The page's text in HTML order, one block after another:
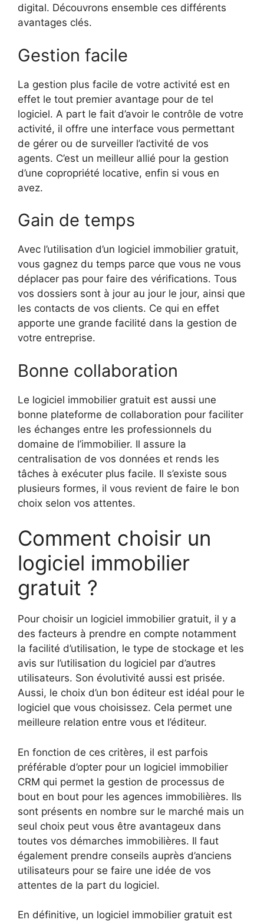
digital. Découvrons ensemble ces différents
avantages clés.
Gestion facile
La gestion plus facile de votre activité est en
effet le tout premier avantage pour de tel
logiciel. A part le fait d’avoir le contrôle de votre
activité, il offre une interface vous permettant
de gérer ou de surveiller l’activité de vos
agents. C’est un meilleur allié pour la gestion
d’une copropriété locative, enfin si vous en
avez.
Gain de temps
Avec l’utilisation d’un logiciel immobilier gratuit,
vous gagnez du temps parce que vous ne vous
déplacer pas pour faire des vérifications. Tous
vos dossiers sont à jour au jour le jour, ainsi que
les contacts de vos clients. Ce qui en effet
apporte une grande facilité dans la gestion de
votre entreprise.
Bonne collaboration
Le logiciel immobilier gratuit est aussi une
bonne plateforme de collaboration pour faciliter
les échanges entre les professionnels du
domaine de l’immobilier. Il assure la
centralisation de vos données et rends les
tâches à exécuter plus facile. Il s’existe sous
plusieurs formes, il vous revient de faire le bon
choix selon vos attentes.
Comment choisir un
logiciel immobilier
gratuit ?
Pour choisir un logiciel immobilier gratuit, il y a
des facteurs à prendre en compte notamment
la facilité d’utilisation, le type de stockage et les
avis sur l’utilisation du logiciel par d’autres
utilisateurs. Son évolutivité aussi est prisée.
Aussi, le choix d’un bon éditeur est idéal pour le
logiciel que vous choisissez. Cela permet une
meilleure relation entre vous et l’éditeur.
En fonction de ces critères, il est parfois
préférable d’opter pour un logiciel immobilier
CRM qui permet la gestion de processus de
bout en bout pour les agences immobilières. Ils
sont présents en nombre sur le marché mais un
seul choix peut vous être avantageux dans
toutes vos démarches immobilières. Il faut
également prendre conseils auprès d’anciens
utilisateurs pour se faire une idée de vos
attentes de la part du logiciel.
En définitive, un logiciel immobilier gratuit est